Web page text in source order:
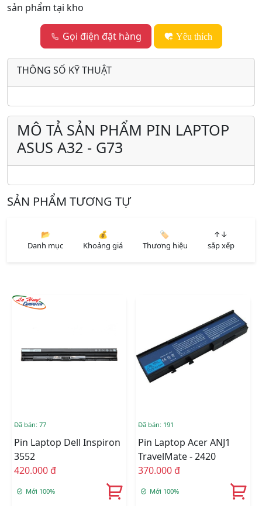
sản phẩm tại kho
Gọi điện đặt hàng Yêu thích
THÔNG SỐ KỸ THUẬT
MÔ TẢ SẢN PHẨM PIN LAPTOP
ASUS A32 - G73
SẢN PHẨM TƯƠNG TỰ
📂
Danh mục
💰
Khoảng giá
🏷️
Thương hiệu
↑↓
sắp xếp
Đã bán: 77
Pin Laptop Dell Inspiron
3552
420.000 đ
Mới 100%
Đã bán: 191
Pin Laptop Acer ANJ1
TravelMate - 2420
370.000 đ
Mới 100%